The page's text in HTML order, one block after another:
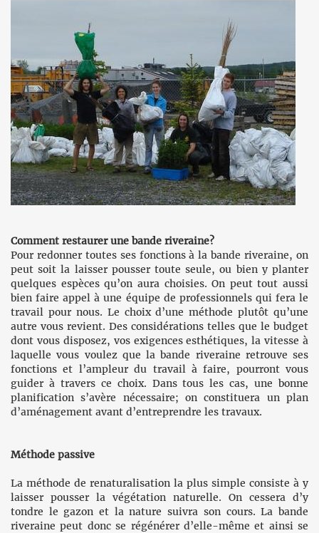
Comment restaurer une bande riveraine?
Pour redonner toutes ses fonctions à la bande riveraine, on
peut soit la laisser pousser toute seule, ou bien y planter
quelques espèces qu’on aura choisies. On peut tout aussi
bien faire appel à une équipe de professionnels qui fera le
travail pour nous. Le choix d’une méthode plutôt qu’une
autre vous revient. Des considérations telles que le budget
dont vous disposez, vos exigences esthétiques, la vitesse à
laquelle vous voulez que la bande riveraine retrouve ses
fonctions et l’ampleur du travail à faire, pourront vous
guider à travers ce choix. Dans tous les cas, une bonne
planification s’avère nécessaire; on constituera un plan
d’aménagement avant d’entreprendre les travaux.
Méthode passive
La méthode de renaturalisation la plus simple consiste à y
laisser pousser la végétation naturelle. On cessera d’y
tondre le gazon et la nature suivra son cours. La bande
riveraine peut donc se régénérer d’elle-même et ainsi se